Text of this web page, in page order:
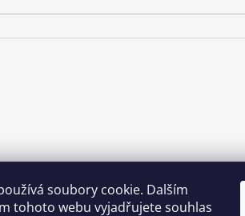
soubory cookie. Dalším
tohoto webu vyjadřujete souhlas